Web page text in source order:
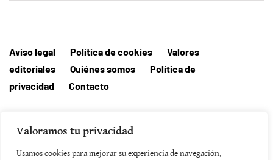
Valoramos tu privacidad
Usamos cookies para mejorar su experiencia de navegación,
Aviso legal Política de cookies
Valores
editoriales
Quiénes somos
Política de
privacidad
Contacto
Editorial MallorcaHora